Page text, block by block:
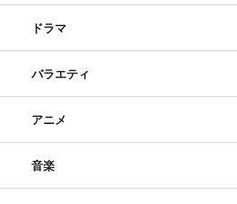
ドラマ
バラエティ
アニメ
音楽